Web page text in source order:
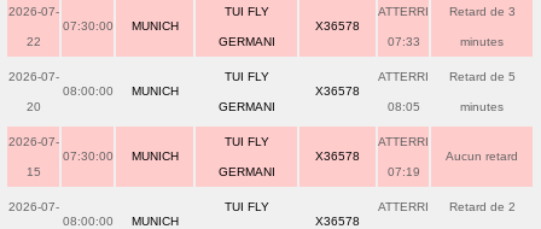
2026-07-
22
07:30:00 MUNICH
TUI FLY
GERMANI
X36578
ATTERRI
07:33
Retard de 3
minutes
2026-07-
20
08:00:00 MUNICH
TUI FLY
GERMANI
X36578
ATTERRI
08:05
Retard de 5
minutes
2026-07-
15
07:30:00 MUNICH
TUI FLY
GERMANI
X36578
ATTERRI
07:19
Aucun retard
2026-07-
08:00:00 MUNICH
TUI FLY
X36578
ATTERRI Retard de 2